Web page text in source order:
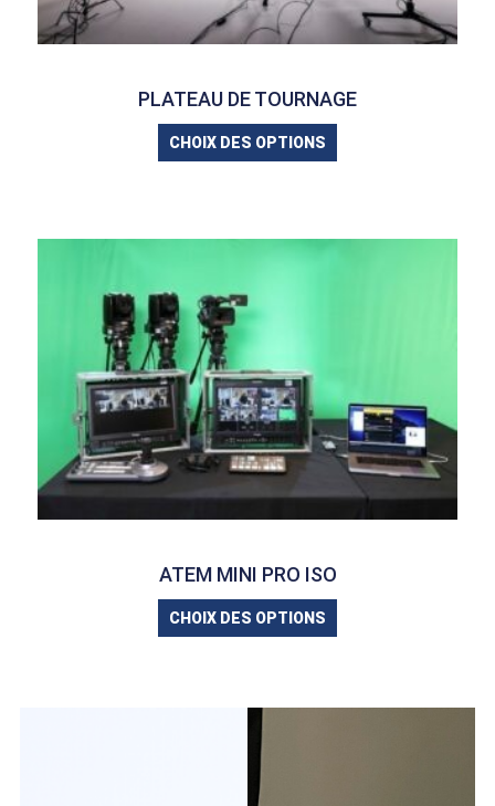
PLATEAU DE TOURNAGE
CHOIX DES OPTIONS
ATEM MINI PRO ISO
CHOIX DES OPTIONS